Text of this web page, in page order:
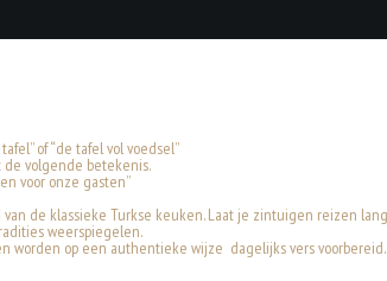
of “de tafel vol voedsel”
volgende betekenis.
voor onze gasten”
de klassieke Turkse keuken. Laat je zintuigen reizen
weerspiegelen.
worden op een authentieke wijze dagelijks vers voorbereid.